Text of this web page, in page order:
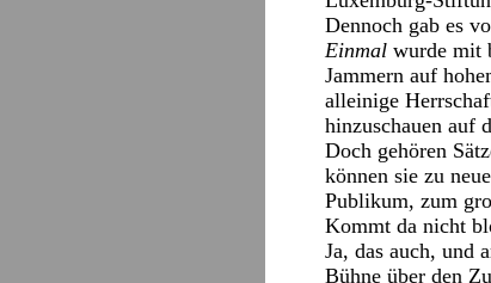
Dennoch gab es
Einmal wurde mit
Jammern auf
alleinige
hinzuschauen auf
Doch gehören
können sie zu
Publikum, zum
Kommt da nicht
Ja, das auch, und
Bühne über den